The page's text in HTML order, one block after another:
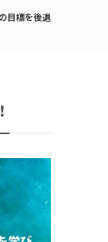
目標を後退